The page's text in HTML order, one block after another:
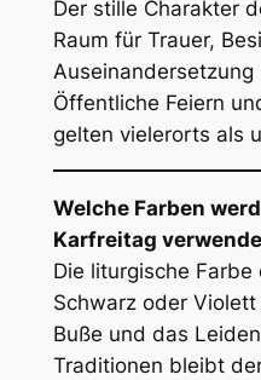
Der stille Charakter
Raum für Trauer,
Öffentliche Feiern
gelten vielerorts als
Welche Farben
Karfreitag
Die liturgische
Schwarz oder
Buße und das
Traditionen bleibt